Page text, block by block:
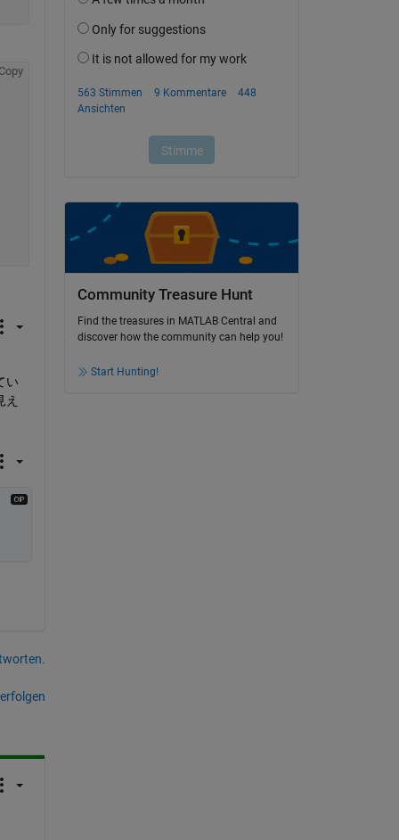
い
Community Treasure Hunt
Find the treasures in MATLAB Central and
discover how the community can help you!
Start Hunting!